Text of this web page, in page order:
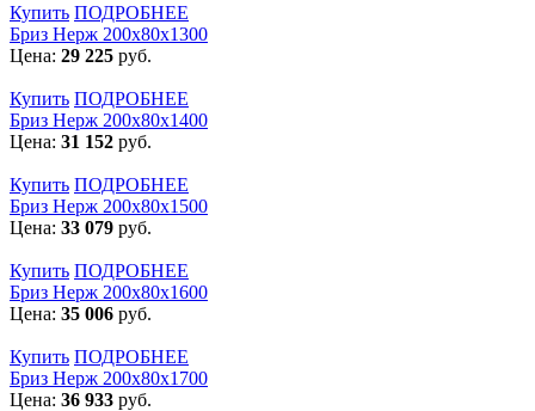
Купить ПОДРОБНЕЕ
Бриз Нерж 200х80х1300
Цена: 29 225 руб.
Купить ПОДРОБНЕЕ
Бриз Нерж 200х80х1400
Цена: 31 152 руб.
Купить ПОДРОБНЕЕ
Бриз Нерж 200х80х1500
Цена: 33 079 руб.
Купить ПОДРОБНЕЕ
Бриз Нерж 200х80х1600
Цена: 35 006 руб.
Купить ПОДРОБНЕЕ
Бриз Нерж 200х80х1700
Цена: 36 933 руб.